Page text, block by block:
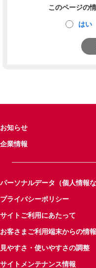
このページの
はい
お知らせ
企業情報
パーソナルデータ（個人情報
プライバシーポリシー
サイトご利用にあたって
お客さまご利用端末からの情
見やすさ・使いやすさの調整
サイトメンテナンス情報